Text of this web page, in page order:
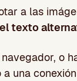
a las
texto
o
una